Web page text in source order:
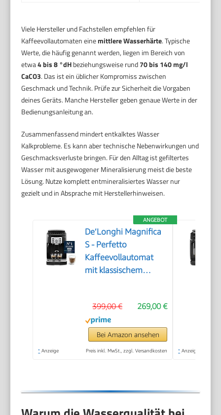
Viele Hersteller und Fachstellen empfehlen für
Kaffeevollautomaten einemittlere Wasserhärte. Typische
Werte, die häufig genannt werden, liegen im Bereich von
etwa4 bis 8 °dHbeziehungsweise rund70 bis 140 mg/l
CaCO3. Das ist ein üblicher Kompromiss zwischen
Geschmack und Technik. Prüfe zur Sicherheit die Vorgaben
deines Geräts. Manche Hersteller geben genaue Werte in der
Bedienungsanleitung an.
Zusammenfassend mindert entkalktes Wasser
Kalkprobleme. Es kann aber technische Nebenwirkungen und
Geschmacksverluste bringen. Für den Alltag ist gefiltertes
Wasser mit ausgewogener Mineralisierung meist die beste
Lösung. Nutze komplett entmineralisiertes Wasser nur
gezielt und in Absprache mit Herstellerhinweisen.
ANGEBOT
De’Longhi Magnifica
S - Perfetto
Kaffeevollautomat
mit klassischem
Cappuccino
Kaffeemaschine,
Bedienfeld mit
Tasten, Schwarz
269,00 €
399,00 €
Bei Amazon ansehen
* Anzeige Preis inkl. MwSt., zzgl. Versandkosten * Anzeige